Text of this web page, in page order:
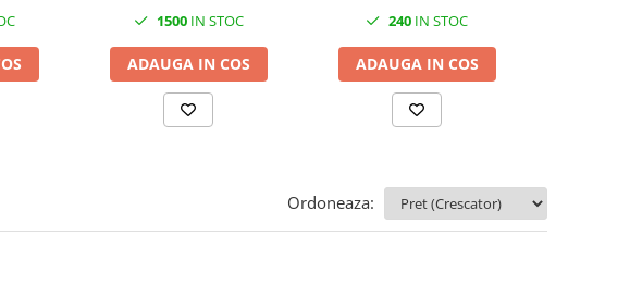
1500IN STOC
ADAUGA IN COS
240 IN STOC
ADAUGA IN COS
Ordoneaza: